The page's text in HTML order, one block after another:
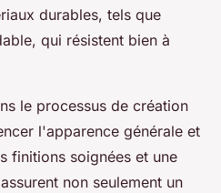
durables, tels que
qui résistent bien à
le processus de création
l'apparence générale et
finitions soignées et une
non seulement un